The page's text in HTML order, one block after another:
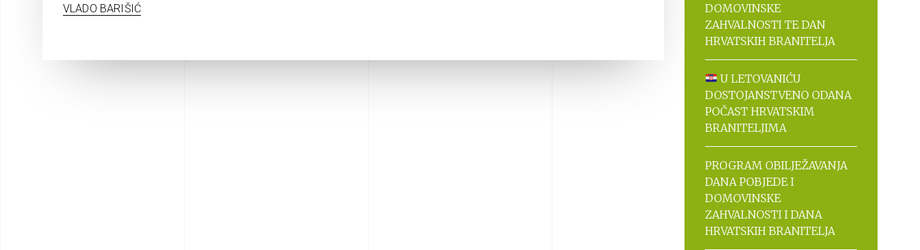
VLADO BARIŠIĆ
DOMOVINSKE
ZAHVALNOSTI TE DAN
HRVATSKIH BRANITELJA
U LETOVANIĆU
DOSTOJANSTVENO ODANA
POČAST HRVATSKIM
BRANITELJIMA
PROGRAM OBILJEŽAVANJA
DANA POBJEDE I
DOMOVINSKE
ZAHVALNOSTI I DANA
HRVATSKIH BRANITELJA